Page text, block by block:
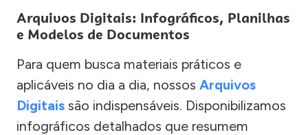
Arquivos Digitais: Infográficos, Planilhas
e Modelos de Documentos
Para quem busca materiais práticos e
aplicáveis no dia a dia, nossos Arquivos
Digitais são indispensáveis. Disponibilizamos
infográficos detalhados que resumem